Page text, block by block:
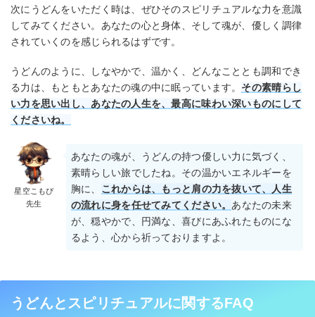
次にうどんをいただく時は、ぜひそのスピリチュアルな力を意識
してみてください。あなたの心と身体、そして魂が、優しく調律
されていくのを感じられるはずです。
うどんのように、しなやかで、温かく、どんなこととも調和でき
る力は、もともとあなたの魂の中に眠っています。 その素晴らし
い力を思い出し、あなたの人生を、最高に味わい深いものにして
くださいね。
星空こもぴ
先生
あなたの魂が、うどんの持つ優しい力に気づく、
素晴らしい旅でしたね。その温かいエネルギーを
胸に、 これからは、もっと肩の力を抜いて、人生
の流れに身を任せてみてください。 あなたの未来
が、穏やかで、円満な、喜びにあふれたものにな
るよう、心から祈っておりますよ。
うどんとスピリチュアルに関するFAQ